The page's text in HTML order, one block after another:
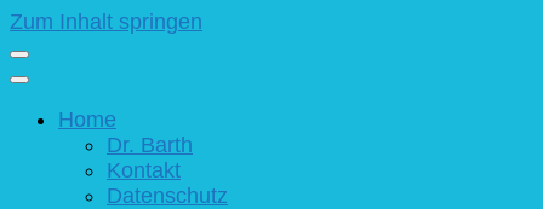
Zum Inhalt springen
Home
Dr. Barth
Kontakt
Datenschutz